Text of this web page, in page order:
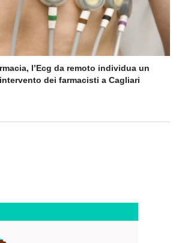
l’Ecg da remoto individua un
dei farmacisti a Cagliari